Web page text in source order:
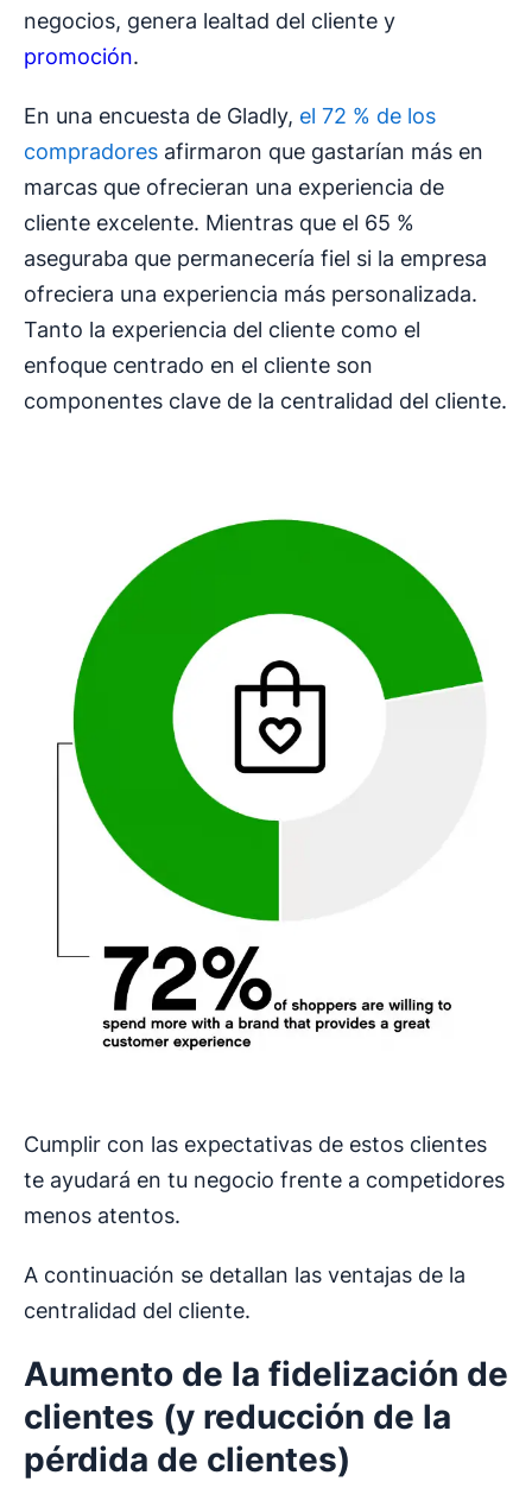
negocios, genera lealtad del cliente y
promoción.
En una encuesta de Gladly, el 72 % de los
compradores afirmaron que gastarían más en
marcas que ofrecieran una experiencia de
cliente excelente. Mientras que el 65 %
aseguraba que permanecería fiel si la empresa
ofreciera una experiencia más personalizada.
Tanto la experiencia del cliente como el
enfoque centrado en el cliente son
componentes clave de la centralidad del cliente.
Cumplir con las expectativas de estos clientes
te ayudará en tu negocio frente a competidores
menos atentos.
A continuación se detallan las ventajas de la
centralidad del cliente.
Aumento de la fidelización de
clientes (y reducción de la
pérdida de clientes)